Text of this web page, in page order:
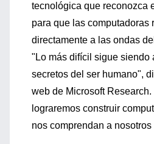
tecnológica que reconozca
para que las computadoras
directamente a las ondas
"Lo más difícil sigue siendo
secretos del ser humano",
web de Microsoft
lograremos construir
nos comprendan a nosotros